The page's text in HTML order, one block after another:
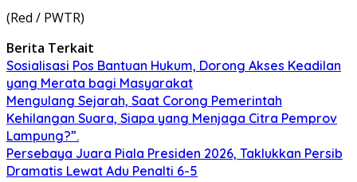
(Red / PWTR)
Berita Terkait
Sosialisasi Pos Bantuan Hukum, Dorong Akses Keadilan
yang Merata bagi Masyarakat
Mengulang Sejarah, Saat Corong Pemerintah
Kehilangan Suara, Siapa yang Menjaga Citra Pemprov
Lampung?”.
Persebaya Juara Piala Presiden 2026, Taklukkan Persib
Dramatis Lewat Adu Penalti 6-5